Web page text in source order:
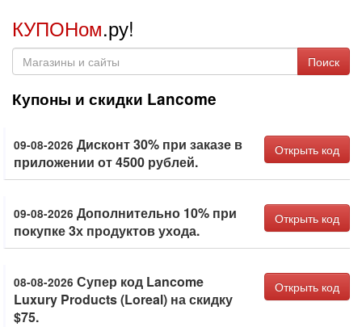
КУПОНом.ру!
Поиск
Купоны и скидки Lancome
09-08-2026 Дисконт 30% при заказе в
приложении от 4500 рублей.
Открыть код
09-08-2026 Дополнительно 10% при
покупке 3х продуктов ухода.
Открыть код
08-08-2026 Супер код Lancome
Luxury Products (Loreal) на скидку
$75.
Открыть код